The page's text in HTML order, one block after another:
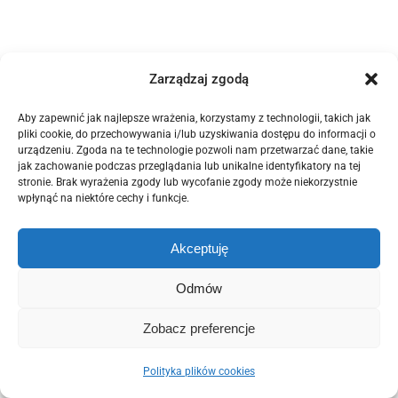
Zarządzaj zgodą
Aby zapewnić jak najlepsze wrażenia, korzystamy z technologii, takich jak
pliki cookie, do przechowywania i/lub uzyskiwania dostępu do informacji o
urządzeniu. Zgoda na te technologie pozwoli nam przetwarzać dane, takie
jak zachowanie podczas przeglądania lub unikalne identyfikatory na tej
stronie. Brak wyrażenia zgody lub wycofanie zgody może niekorzystnie
wpłynąć na niektóre cechy i funkcje.
Akceptuję
Odmów
Zobacz preferencje
Polityka plików cookies
© Copyright 2012 -2026 | POZELM | All Rights Reserved. |Polityka
Prywatności|Polityka Plików Cookies (EU)
This site is protected by reCAPTCHA and the GooglePrivacy Policy
Facebook
Domintell
Email